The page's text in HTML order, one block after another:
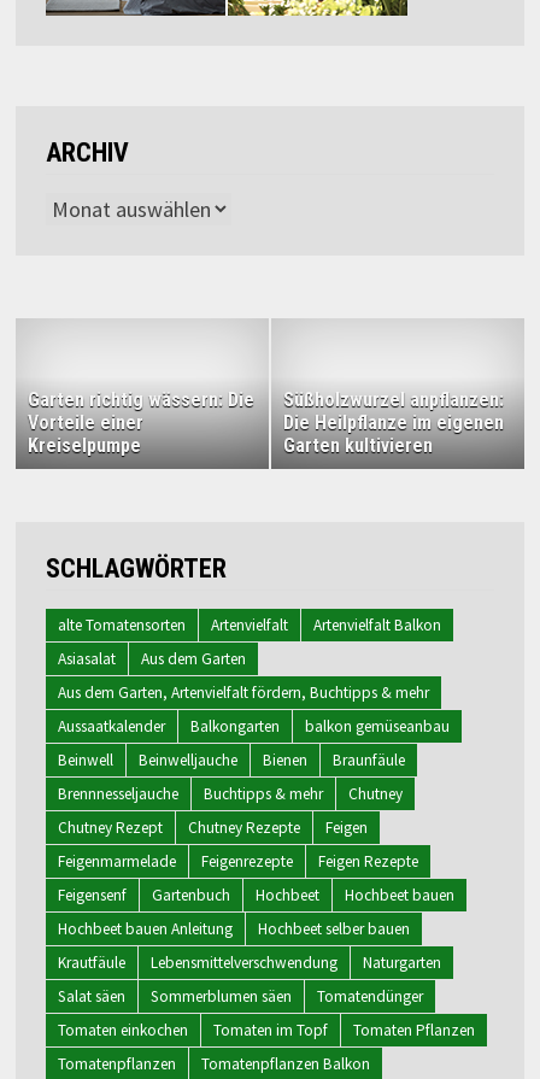
ARCHIV
Archiv
Garten richtig wässern: Die
Vorteile einer
Kreiselpumpe
Süßholzwurzel anpflanzen:
Die Heilpflanze im eigenen
Garten kultivieren
SCHLAGWÖRTER
alte Tomatensorten Artenvielfalt
Artenvielfalt Balkon
Asiasalat
Aus dem Garten
Aus dem Garten, Artenvielfalt fördern, Buchtipps & mehr
Aussaatkalender
Balkongarten
balkon gemüseanbau
Beinwell
Beinwelljauche Bienen
Braunfäule
Brennnesseljauche
Buchtipps & mehr
Chutney
Chutney Rezept
Chutney Rezepte
Feigen
Feigenmarmelade
Feigenrezepte
Feigen Rezepte
Feigensenf
Gartenbuch Hochbeet
Hochbeet bauen
Hochbeet bauen Anleitung
Hochbeet selber bauen
Krautfäule
Lebensmittelverschwendung
Naturgarten
Salat säen
Sommerblumen säen
Tomatendünger
Tomaten einkochen
Tomaten im Topf
Tomaten Pflanzen
Tomatenpflanzen
Tomatenpflanzen Balkon